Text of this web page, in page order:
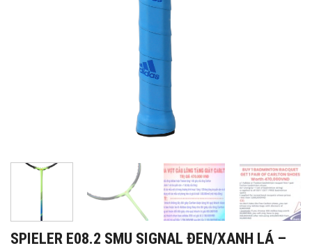
SPIELER E08.2 SMU SIGNAL ĐEN/XANH LÁ –